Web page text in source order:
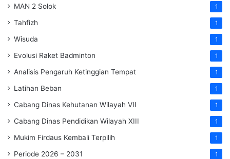
MAN 2 Solok 1
Tahfizh 1
Wisuda 1
Evolusi Raket Badminton 1
Analisis Pengaruh Ketinggian Tempat 1
Latihan Beban 1
Cabang Dinas Kehutanan Wilayah VII 1
Cabang Dinas Pendidikan Wilayah XIII 1
Mukim Firdaus Kembali Terpilih 1
Periode 2026 – 2031 1